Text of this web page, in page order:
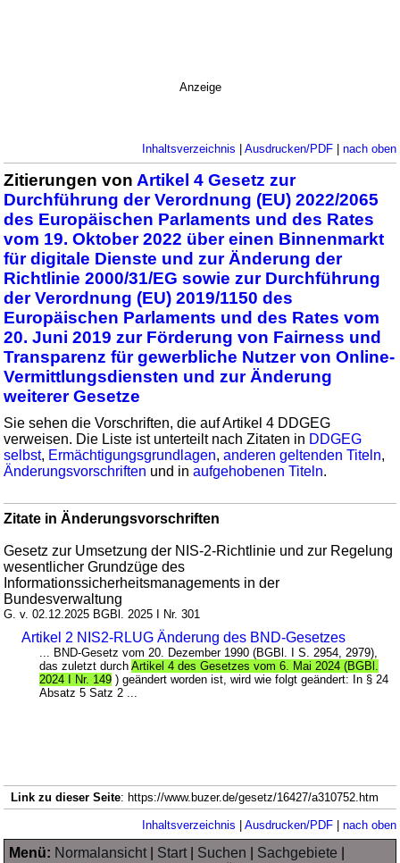
Anzeige
Inhaltsverzeichnis | Ausdrucken/PDF| nach oben
Zitierungen von Artikel 4 Gesetz zur
Durchführung der Verordnung (EU) 2022/2065
des Europäischen Parlaments und des Rates
vom 19. Oktober 2022 über einen Binnenmarkt
für digitale Dienste und zur Änderung der
Richtlinie 2000/31/EG sowie zur Durchführung
der Verordnung (EU) 2019/1150 des
Europäischen Parlaments und des Rates vom
20. Juni 2019 zur Förderung von Fairness und
Transparenz für gewerbliche Nutzer von Online-
Vermittlungsdiensten und zur Änderung
weiterer Gesetze
Sie sehen die Vorschriften, die auf Artikel 4 DDGEG
verweisen. Die Liste ist unterteilt nach Zitaten in DDGEG
selbst, Ermächtigungsgrundlagen,anderen geltenden Titeln,
Änderungsvorschriften und inaufgehobenen Titeln.
Zitate in Änderungsvorschriften
Gesetz zur Umsetzung der NIS-2-Richtlinie und zur Regelung
wesentlicher Grundzüge des
Informationssicherheitsmanagements in der
Bundesverwaltung
G. v. 02.12.2025 BGBl. 2025 I Nr. 301
Artikel 2 NIS2-RLUG Änderung des BND-Gesetzes
... BND-Gesetz vom 20. Dezember 1990 (BGBl. I S. 2954, 2979),
das zuletzt durchArtikel 4 des Gesetzes vom 6. Mai 2024 (BGBl.
2024 I Nr. 149 ) geändert worden ist, wird wie folgt geändert: In § 24
Absatz 5 Satz 2 ...
Link zu dieser Seite: https://www.buzer.de/gesetz/16427/a310752.htm
Inhaltsverzeichnis | Ausdrucken/PDF| nach oben
Menü: Normalansicht| Start| Suchen Sachgebiete